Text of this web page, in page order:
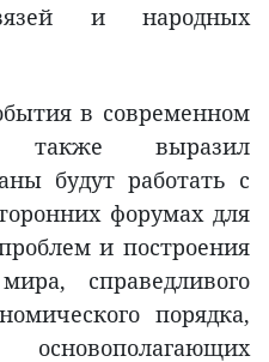
и народных
в современном
также выразил
будут работать с
форумах для
и построения
справедливого
порядка,